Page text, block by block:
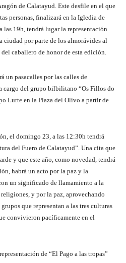
de Calatayud. Este desfile en el que
personas, finalizará en la Igledia de
las 19h, tendrá lugar la representación
ciudad por parte de los almorávides al
caballero de honor de esta edición.
un pasacalles por las calles de
cargo del grupo bilbilitano “Os Fillos do
Lurte en la Plaza del Olivo a partir de
el domingo 23, a las 12:30h tendrá
del Fuero de Calatayud”. Una cita que
y que este año, como novedad, tendrá
habrá un acto por la paz y la
un significado de llamamiento a la
y por la paz, aprovechando
que representan a las tres culturas
convivieron pacíficamente en el
de “El Pago a las tropas”